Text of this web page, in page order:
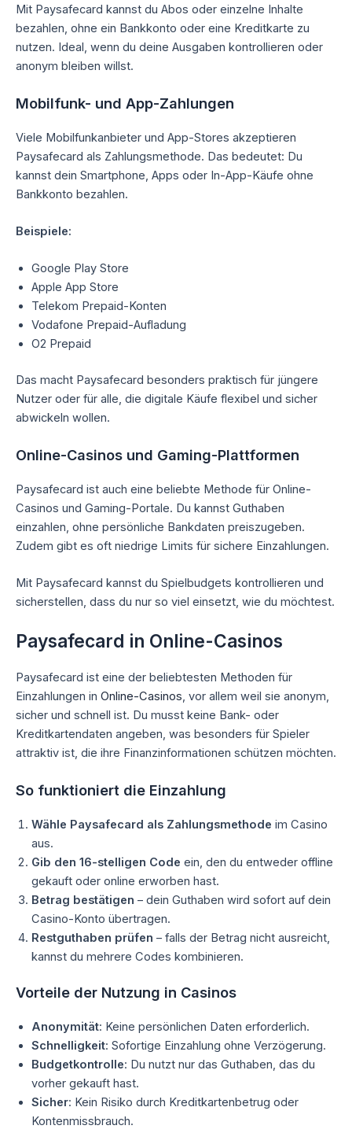
Mit Paysafecard kannst du Abos oder einzelne Inhalte
bezahlen, ohne ein Bankkonto oder eine Kreditkarte zu
nutzen. Ideal, wenn du deine Ausgaben kontrollieren oder
anonym bleiben willst.
Mobilfunk- und App-Zahlungen
Viele Mobilfunkanbieter und App-Stores akzeptieren
Paysafecard als Zahlungsmethode. Das bedeutet: Du
kannst dein Smartphone, Apps oder In-App-Käufe ohne
Bankkonto bezahlen.
Beispiele:
Google Play Store
Apple App Store
Telekom Prepaid-Konten
Vodafone Prepaid-Aufladung
O2 Prepaid
Das macht Paysafecard besonders praktisch für jüngere
Nutzer oder für alle, die digitale Käufe flexibel und sicher
abwickeln wollen.
Online-Casinos und Gaming-Plattformen
Paysafecard ist auch eine beliebte Methode für Online-
Casinos und Gaming-Portale. Du kannst Guthaben
einzahlen, ohne persönliche Bankdaten preiszugeben.
Zudem gibt es oft niedrige Limits für sichere Einzahlungen.
Mit Paysafecard kannst du Spielbudgets kontrollieren und
sicherstellen, dass du nur so viel einsetzt, wie du möchtest.
Paysafecard in Online-Casinos
Paysafecard ist eine der beliebtesten Methoden für
Einzahlungen in Online-Casinos, vor allem weil sie anonym,
sicher und schnell ist. Du musst keine Bank- oder
Kreditkartendaten angeben, was besonders für Spieler
attraktiv ist, die ihre Finanzinformationen schützen möchten.
So funktioniert die Einzahlung
Wähle Paysafecard als Zahlungsmethode im Casino
aus.
Gib den 16-stelligen Code ein, den du entweder offline
gekauft oder online erworben hast.
Betrag bestätigen – dein Guthaben wird sofort auf dein
Casino-Konto übertragen.
Restguthaben prüfen – falls der Betrag nicht ausreicht,
kannst du mehrere Codes kombinieren.
Vorteile der Nutzung in Casinos
Anonymität: Keine persönlichen Daten erforderlich.
Schnelligkeit: Sofortige Einzahlung ohne Verzögerung.
Budgetkontrolle: Du nutzt nur das Guthaben, das du
vorher gekauft hast.
Sicher: Kein Risiko durch Kreditkartenbetrug oder
Kontenmissbrauch.